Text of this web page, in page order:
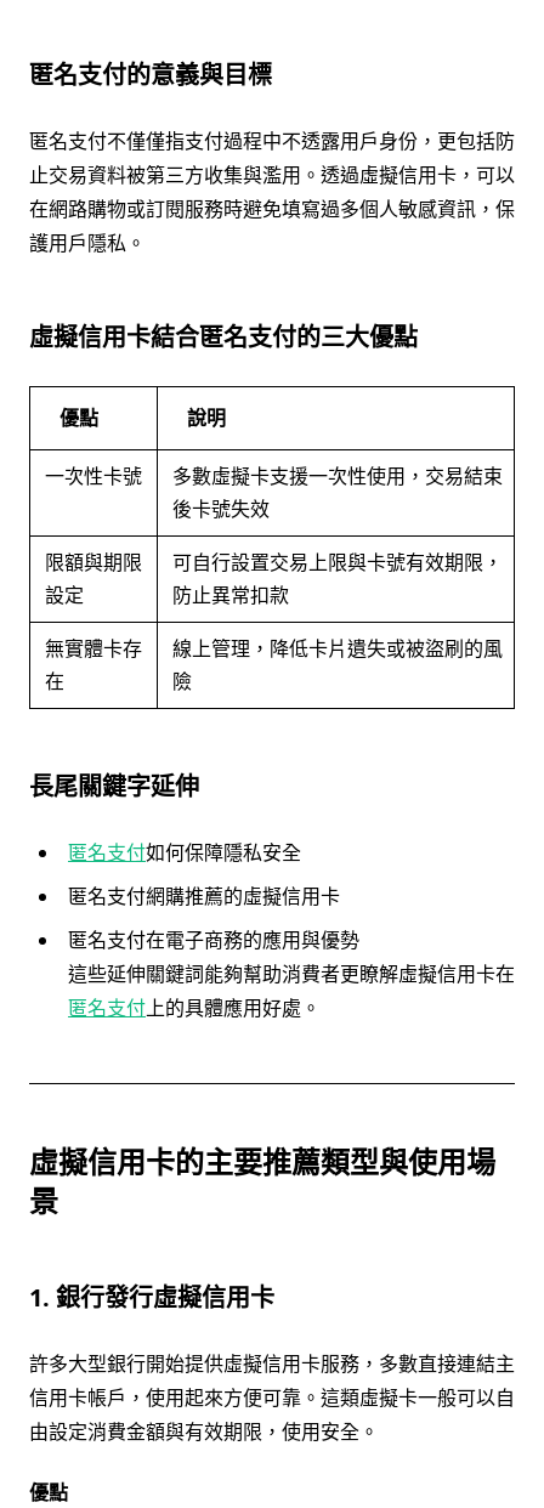
匿名支付的意義與目標
匿名支付不僅僅指支付過程中不透露用戶身份，更包括防
止交易資料被第三方收集與濫用。透過虛擬信用卡，可以
在網路購物或訂閱服務時避免填寫過多個人敏感資訊，保
護用戶隱私。
虛擬信用卡結合匿名支付的三大優點
優點 說明
一次性卡號
多數虛擬卡支援一次性使用，交易結束
後卡號失效
限額與期限
設定
可自行設置交易上限與卡號有效期限，
防止異常扣款
無實體卡存
在
線上管理，降低卡片遺失或被盜刷的風
險
長尾關鍵字延伸
匿名支付如何保障隱私安全
匿名支付網購推薦的虛擬信用卡
匿名支付在電子商務的應用與優勢
這些延伸關鍵詞能夠幫助消費者更瞭解虛擬信用卡在
匿名支付上的具體應用好處。
虛擬信用卡的主要推薦類型與使用場
景
1. 銀行發行虛擬信用卡
許多大型銀行開始提供虛擬信用卡服務，多數直接連結主
信用卡帳戶，使用起來方便可靠。這類虛擬卡一般可以自
由設定消費金額與有效期限，使用安全。
優點